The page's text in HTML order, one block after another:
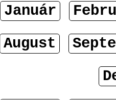
Január
August